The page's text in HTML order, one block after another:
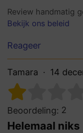
Review handmatig
Bekijk ons beleid
Reageer
Tamara 14
Beoordeling: 2
Helemaal niks